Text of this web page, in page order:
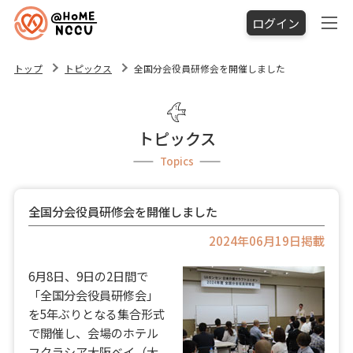
ログイン
トップ トピックス 全国分会役員研修会を開催しました
トピックス
Topics
全国分会役員研修会を開催しました
2024年06月19日掲載
6月8日、9日の2日間で
「全国分会役員研修会」
を5年ぶりとなる集合形式
で開催し、会場のホテル